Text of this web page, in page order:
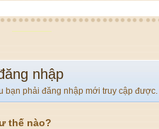
nhập
bạn phải đăng nhập mới truy cập được.
thế nào?